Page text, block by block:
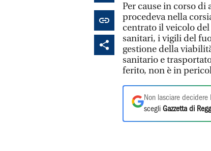
Per cause in corso di
procedeva nella
centrato il veicolo
sanitari, i vigili del
gestione della
sanitario e
ferito, non è in
Non lasciare decidere
scegli Gazzetta di